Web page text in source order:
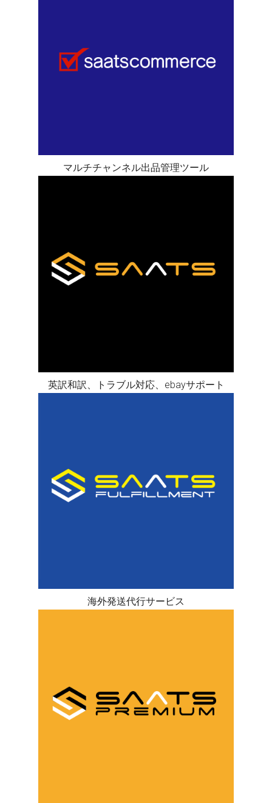
マルチチャンネル出品管理ツール
英訳和訳、トラブル対応、ebayサポート
海外発送代行サービス